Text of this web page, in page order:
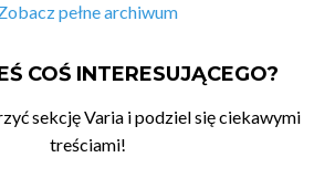
pełne archiwum
COŚ INTERESUJĄCEGO?
sekcję Varia i podziel się ciekawymi
treściami!